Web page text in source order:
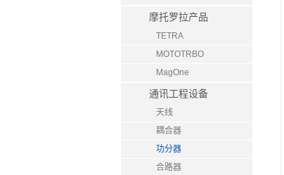
摩托罗拉产品
TETRA
MOTOTRBO
MagOne
通讯工程设备
天线
耦合器
功分器
合路器